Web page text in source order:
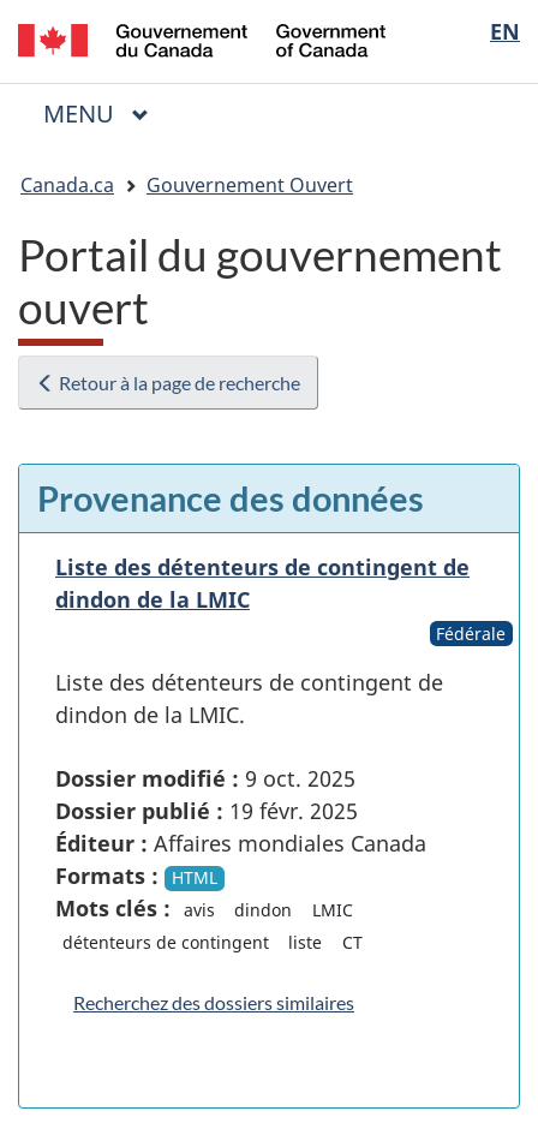
Passer
au
contenu
Passer
à
« Au
Passer
à
la
EN
of
Menu
MENU PRINCIPAL
êtes
ici
Canada.ca Gouvernement Ouvert
Portail du gouvernement
ouvert
Retour à la page de recherche
Provenance des données
Liste des détenteurs de contingent de
dindon de la LMIC
Fédérale
Liste des détenteurs de contingent de
dindon de la LMIC.
Dossier modifié : 9 oct. 2025
Dossier publié : 19 févr. 2025
Éditeur : Affaires mondiales Canada
Formats :
HTML
Mots clés : avis dindon
LMIC
détenteurs de contingent
liste CT
Recherchez des dossiers similaires